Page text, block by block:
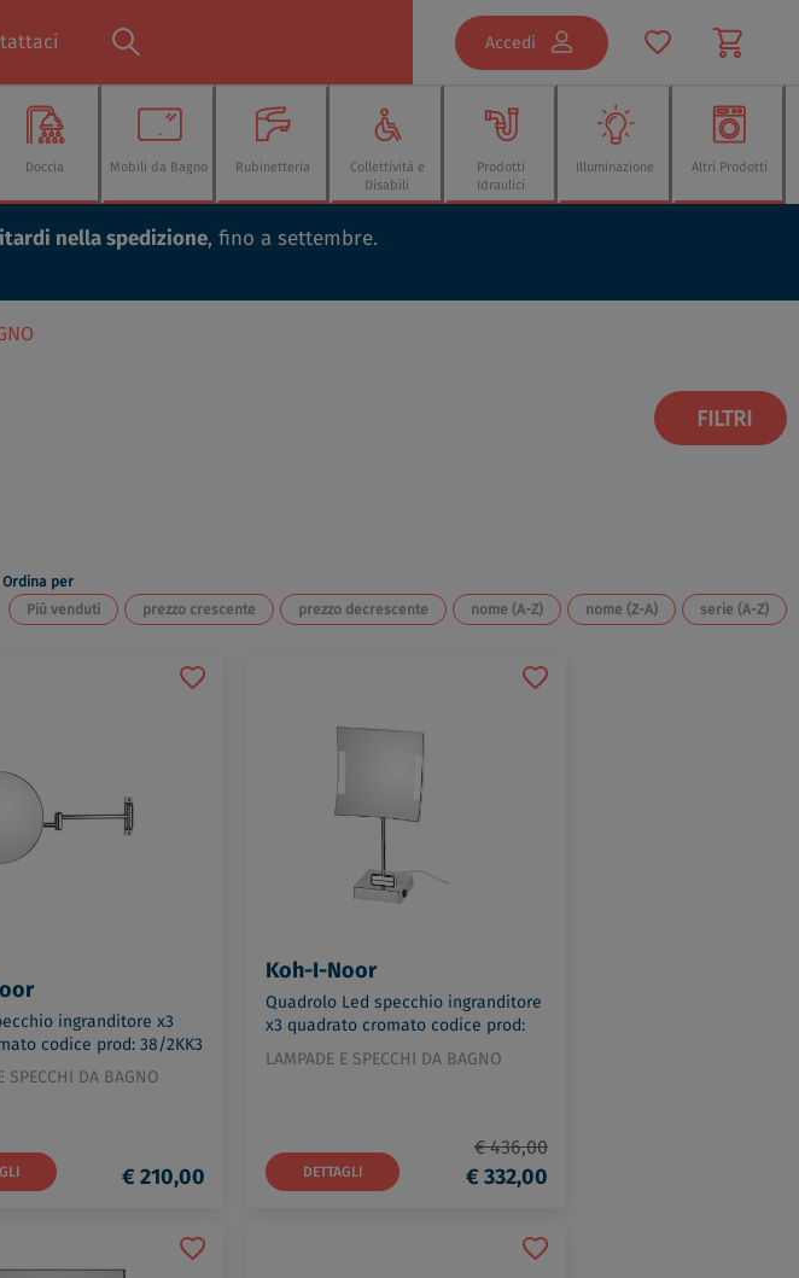
Accedi
Doccia Mobili da Bagno Rubinetteria
Collettività e
Disabili
Prodotti
Idraulici
Illuminazione Altri Prodotti
nella spedizione, fino a settembre.
FILTRI
Ordina per
Più venduti
prezzo crescente prezzo decrescente nome (A-Z) nome (Z-A) serie (A-Z)
ingranditore x3
codice prod: 38/2KK3
SPECCHI DA BAGNO
€ 210,00
Koh-I-Noor
Quadrolo Led specchio ingranditore
x3 quadrato cromato codice prod:
C62/1KK3
LAMPADE E SPECCHI DA BAGNO
DETTAGLI
€ 436,00
€ 332,00